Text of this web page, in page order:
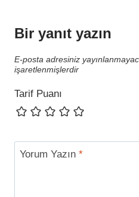
Bir yanıt yazın
E-posta adresiniz
işaretlenmişlerdir
Tarif Puanı
Yorum Yazın *